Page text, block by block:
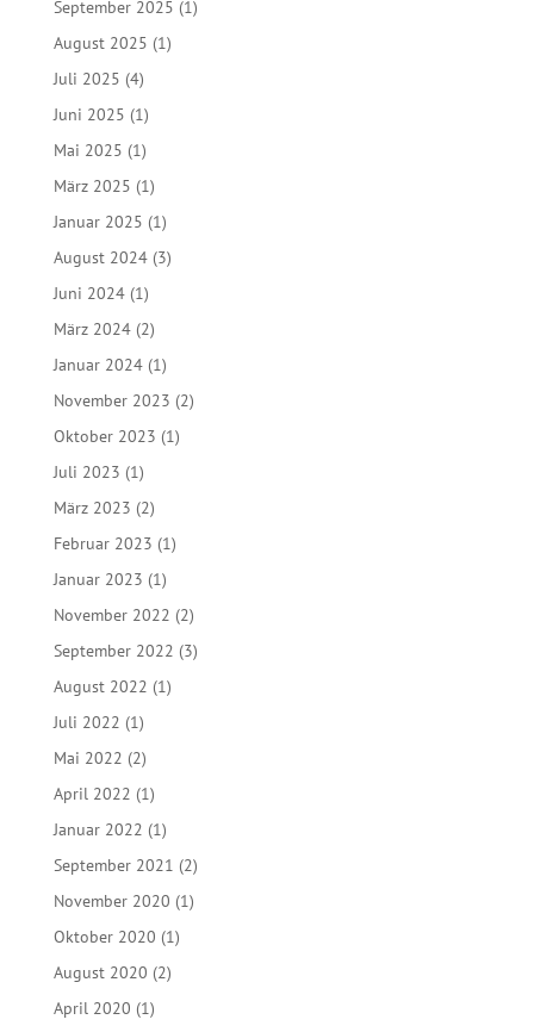
September 2025 (1)
August 2025 (1)
Juli 2025 (4)
Juni 2025 (1)
Mai 2025 (1)
März 2025 (1)
Januar 2025 (1)
August 2024(3)
Juni 2024(1)
März 2024(2)
Januar 2024(1)
November 2023 (2)
Oktober 2023 (1)
Juli 2023 (1)
März 2023 (2)
Februar 2023 (1)
Januar 2023 (1)
November 2022 (2)
September 2022 (3)
August 2022 (1)
Juli 2022 (1)
Mai 2022 (2)
April 2022 (1)
Januar 2022 (1)
September 2021 (2)
November 2020 (1)
Oktober 2020 (1)
August 2020 (2)
April 2020 (1)